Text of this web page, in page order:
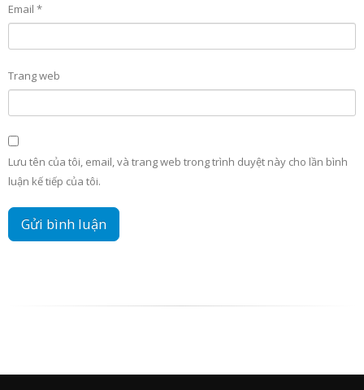
Email *
Trang web
Lưu tên của tôi, email, và trang web trong trình duyệt này cho lần bình
luận kế tiếp của tôi.